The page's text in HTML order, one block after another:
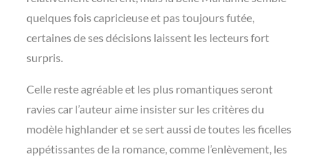
quelques fois capricieuse et pas toujours futée,
certaines de ses décisions laissent les lecteurs fort
surpris.
Celle reste agréable et les plus romantiques seront
ravies car l’auteur aime insister sur les critères du
modèle highlander et se sert aussi de toutes les ficelles
appétissantes de la romance, comme l’enlèvement, les